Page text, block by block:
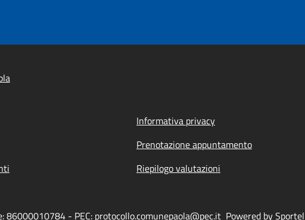
Informativa privacy
Prenotazione appuntamento
Riepilogo valutazioni
- PEC: protocollo.comunepaola@pec.it Powered by